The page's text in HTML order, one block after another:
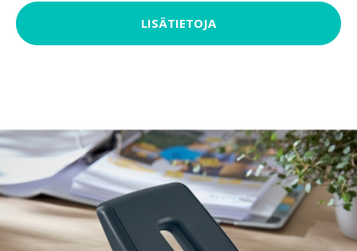
LISÄTIETOJA